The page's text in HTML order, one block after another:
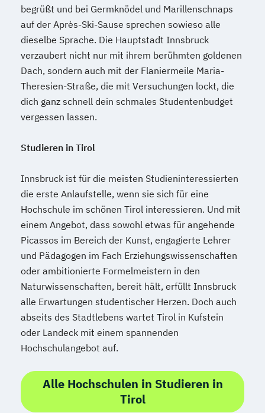
begrüßt und bei Germknödel und Marillenschnaps
auf der Après-Ski-Sause sprechen sowieso alle
dieselbe Sprache. Die Hauptstadt Innsbruck
verzaubert nicht nur mit ihrem berühmten goldenen
Dach, sondern auch mit der Flaniermeile Maria-
Theresien-Straße, die mit Versuchungen lockt, die
dich ganz schnell dein schmales Studentenbudget
vergessen lassen.
Studieren in Tirol
Innsbruck ist für die meisten Studieninteressierten
die erste Anlaufstelle, wenn sie sich für eine
Hochschule im schönen Tirol interessieren. Und mit
einem Angebot, dass sowohl etwas für angehende
Picassos im Bereich der Kunst, engagierte Lehrer
und Pädagogen im Fach Erziehungswissenschaften
oder ambitionierte Formelmeistern in den
Naturwissenschaften, bereit hält, erfüllt Innsbruck
alle Erwartungen studentischer Herzen. Doch auch
abseits des Stadtlebens wartet Tirol in Kufstein
oder Landeck mit einem spannenden
Hochschulangebot auf.
Alle Hochschulen in Studieren in
Tirol